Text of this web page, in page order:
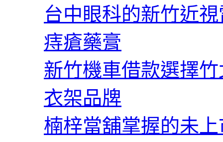
台中眼科的新竹近
痔瘡藥膏
新竹機車借款選擇
衣架品牌
楠梓當舖掌握的未